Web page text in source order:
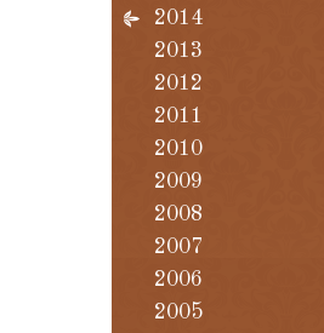
2014
2013
2012
2011
2010
2009
2008
2007
2006
2005